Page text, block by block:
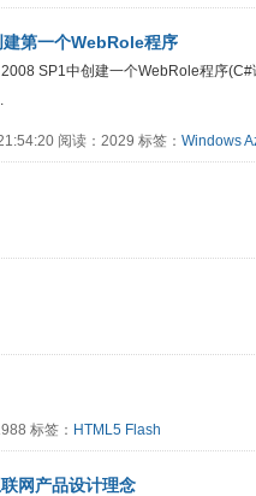
第一个WebRole程序
SP1中创建一个WebRole程序
阅读：2029 标签： Windows
标签： HTML5 Flash
网产品设计理念